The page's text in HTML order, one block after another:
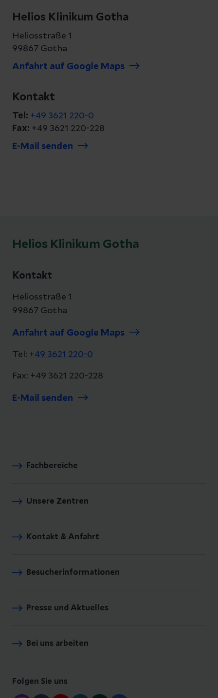
Helios Klinikum Gotha
Heliosstraße 1
99867 Gotha
Anfahrt auf Google Maps
Kontakt
Tel: +49 3621 220-0
Fax: +49 3621 220-228
E-Mail senden
Helios Klinikum Gotha
Kontakt
Heliosstraße 1
99867 Gotha
Anfahrt auf Google Maps
Tel: +49 3621 220-0
Fax: +49 3621 220-228
E-Mail senden
Fachbereiche
Unsere Zentren
Kontakt & Anfahrt
Besucherinformationen
Presse und Aktuelles
Bei uns arbeiten
Folgen Sie uns